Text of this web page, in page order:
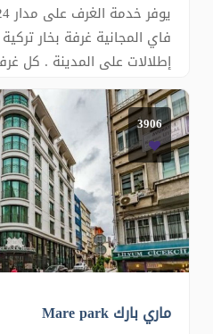
فاي المجانية غرفة بخار
إطلالات على المدينة . كل
وايرلس في الغرف ،
لصنع الشاي والقهوة. مطعم
ممتعة بالقرب من الغرف
الزوار مدعوون للاسترخ
3906
ماري بارك Mare park